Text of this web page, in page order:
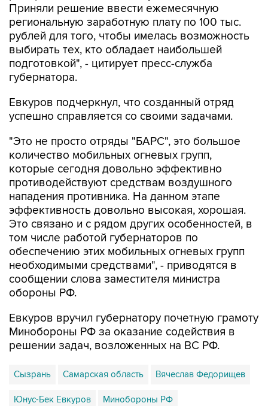
Приняли решение ввести ежемесячную
региональную заработную плату по 100 тыс.
рублей для того, чтобы имелась возможность
выбирать тех, кто обладает наибольшей
подготовкой", - цитирует пресс-служба
губернатора.
Евкуров подчеркнул, что созданный отряд
успешно справляется со своими задачами.
"Это не просто отряды "БАРС", это большое
количество мобильных огневых групп,
которые сегодня довольно эффективно
противодействуют средствам воздушного
нападения противника. На данном этапе
эффективность довольно высокая, хорошая.
Это связано и с рядом других особенностей, в
том числе работой губернаторов по
обеспечению этих мобильных огневых групп
необходимыми средствами", - приводятся в
сообщении слова заместителя министра
обороны РФ.
Евкуров вручил губернатору почетную грамоту
Минобороны РФ за оказание содействия в
решении задач, возложенных на ВС РФ.
Сызрань Самарская область Вячеслав Федорищев
Юнус-Бек Евкуров Минобороны РФ